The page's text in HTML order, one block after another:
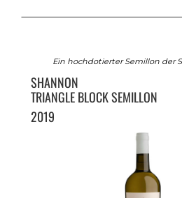
Ein hochdotierter Semillon der
SHANNON
TRIANGLE BLOCK SEMILLON
2019